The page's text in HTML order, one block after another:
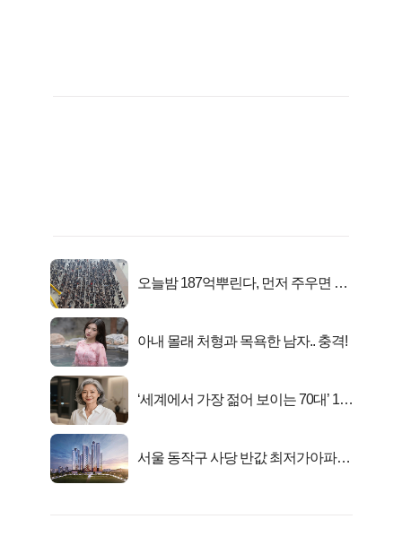
오늘밤 187억뿌린다, 먼저 주우면 최
아내 몰래 처형과 목욕한 남자.. 충격!
‘세계에서 가장 젊어 보이는 70대’ 1위
서울 동작구 사당 반값 최저가아파트